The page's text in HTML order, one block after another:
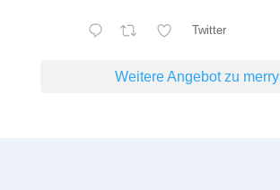
Twitter
Weitere Angebot zu merryll